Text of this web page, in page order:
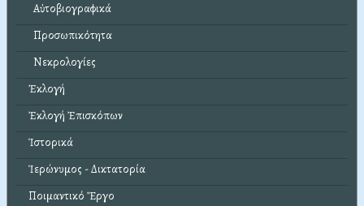
Αὐτοβιογραφικά
Προσωπικότητα
Νεκρολογίες
Ἐκλογή
Ἐκλογή Ἐπισκόπων
Ἱστορικά
Ἱερώνυμος - Δικτατορία
Ποιμαντικό Ἔργο